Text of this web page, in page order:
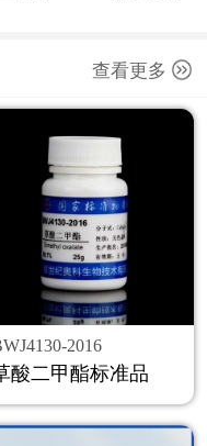
查看更多
2016
酸二甲酯标准品